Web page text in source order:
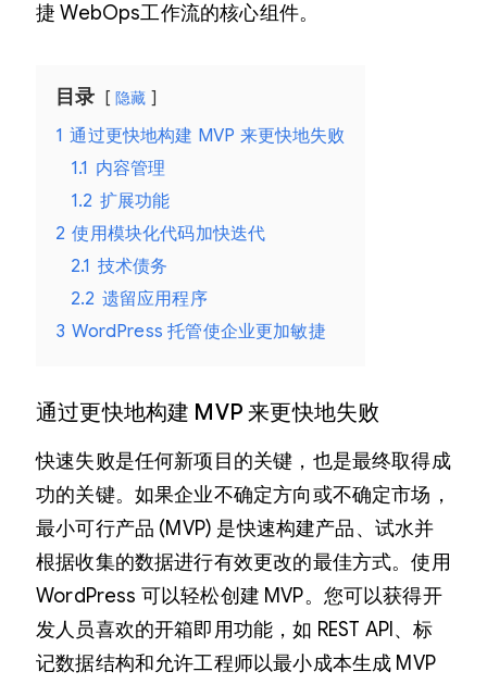
捷 WebOps工作流的核心组件。
目录 隐藏
1 通过更快地构建 MVP 来更快地失败
1.1 内容管理
1.2 扩展功能
2 使用模块化代码加快迭代
2.1 技术债务
2.2 遗留应用程序
3 WordPress 托管使企业更加敏捷
通过更快地构建 MVP 来更快地失败
快速失败是任何新项目的关键，也是最终取得成
功的关键。如果企业不确定方向或不确定市场，
最小可行产品 (MVP) 是快速构建产品、试水并
根据收集的数据进行有效更改的最佳方式。使用
WordPress 可以轻松创建 MVP。您可以获得开
发人员喜欢的开箱即用功能，如 REST API、标
记数据结构和允许工程师以最小成本生成 MVP